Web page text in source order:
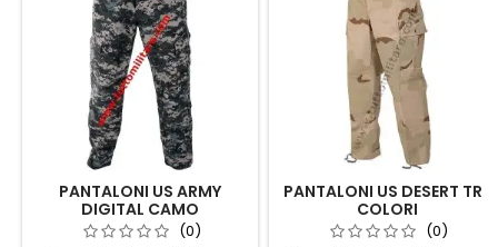
PANTALONI US ARMY
DIGITAL CAMO
(0)
PANTALONI US DESERT TRE
COLORI
(0)